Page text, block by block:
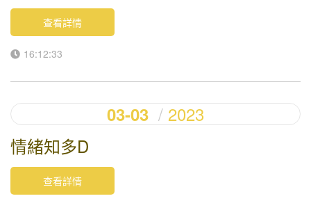
查看詳情
16:12:33
03-03
2023
情緒知多D
查看詳情